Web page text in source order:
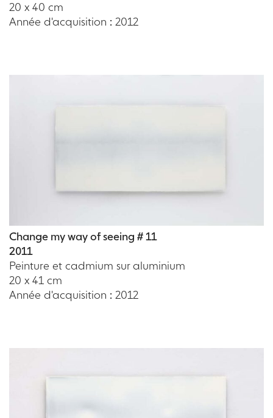
20 x 40 cm
Année d'acquisition : 2012
Change my way of seeing # 11
2011
Peinture et cadmium sur aluminium
20 x 41 cm
Année d'acquisition : 2012